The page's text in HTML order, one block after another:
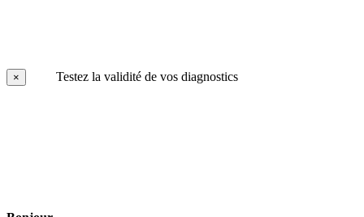
× Testez la validité de vos diagnostics